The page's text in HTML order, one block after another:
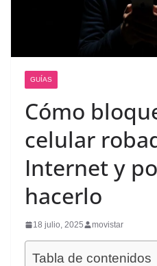
GUÍAS
Cómo
celular
Internet y
hacerlo
18 julio, 2025 movistar
Tabla de contenidos